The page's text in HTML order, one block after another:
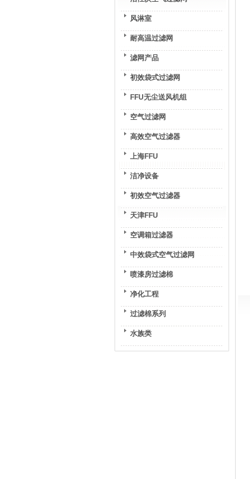
风淋室
耐高温过滤网
滤网产品
初效袋式过滤网
FFU无尘送风机组
空气过滤网
高效空气过滤器
上海FFU
洁净设备
初效空气过滤器
天津FFU
空调箱过滤器
中效袋式空气过滤网
喷漆房过滤棉
净化工程
过滤棉系列
水族类